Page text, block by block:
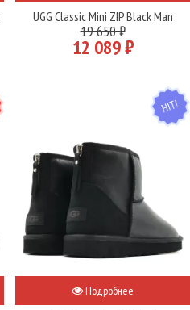
UGG Classic Mini ZIP Black Man
19 650 ₽
12 089 ₽
HIT
Подробнее